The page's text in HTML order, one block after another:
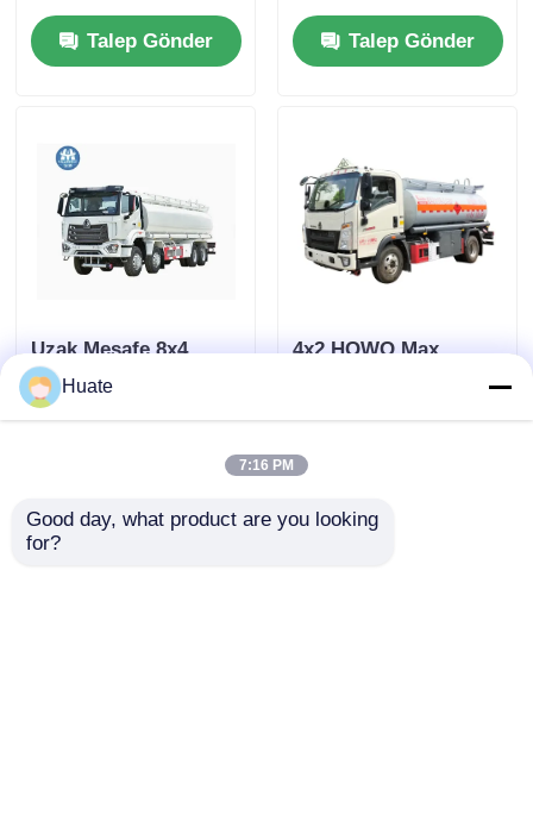
Kamyon Nakliye Aracı
Talep Gönder
Kamyon Nakliye Aracı
Talep Gönder
Uzak Mesafe 8x4
Dizel 4-6L 10-15T
Akaryakıt Tanker
4x2 HOWO Max
Taşıma Aracı
Huate
7:16 PM
Good day, what product are you looking
for?